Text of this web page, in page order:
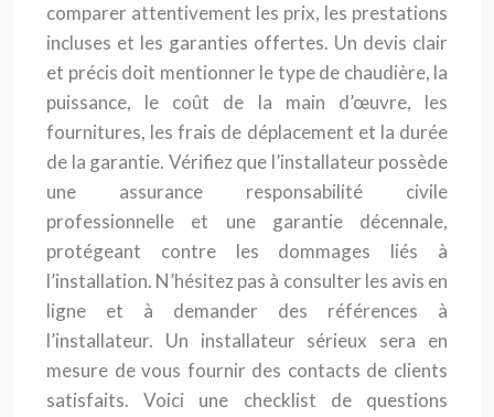
comparer attentivement les prix, les prestations
incluses et les garanties offertes. Un devis clair
et précis doit mentionner le type de chaudière, la
puissance, le coût de la main d’œuvre, les
fournitures, les frais de déplacement et la durée
de la garantie. Vérifiez que l’installateur possède
une assurance responsabilité civile
professionnelle et une garantie décennale,
protégeant contre les dommages liés à
l’installation. N’hésitez pas à consulter les avis en
ligne et à demander des références à
l’installateur. Un installateur sérieux sera en
mesure de vous fournir des contacts de clients
satisfaits. Voici une checklist de questions